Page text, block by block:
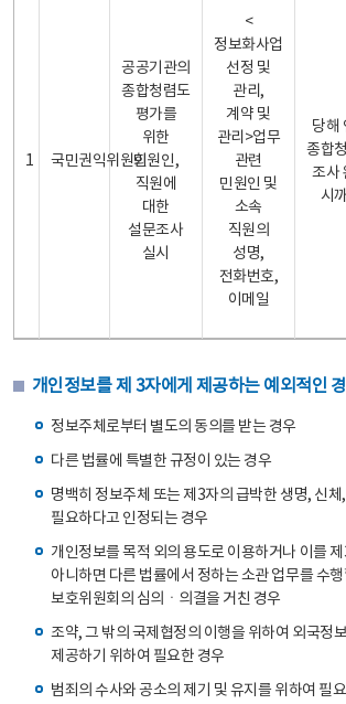
1 국민권익위원회
공공기관의
종합청렴도
평가를
위한
민원인,
직원에
대한
설문조사
실시
<
정보화사업
선정 및
관리,
계약 및
관리>업무
관련
민원인 및
소속
직원의
성명,
전화번호,
이메일
당해
종합
조사
시
개인정보를 제 3자에게 제공하는 예외적인
정보주체로부터 별도의 동의를 받는 경우
다른 법률에 특별한 규정이 있는 경우
명백히 정보주체 또는 제3자의 급박한 생명, 신체
필요하다고 인정되는 경우
개인정보를 목적 외의 용도로 이용하거나 이를
아니하면 다른 법률에서 정하는 소관 업무를 수
보호위원회의 심의ㆍ의결을 거친 경우
조약, 그 밖의 국제협정의 이행을 위하여 외국정
제공하기 위하여 필요한 경우
범죄의 수사와 공소의 제기 및 유지를 위하여 필